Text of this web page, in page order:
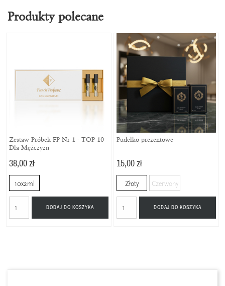
Produkty polecane
Zestaw Próbek FP Nr 1 - TOP 10
Dla Mężczyzn
38,00 zł
10x2ml
DODAJ DO KOSZYKA
Pudełko prezentowe
15,00 zł
Złoty Czerwony
DODAJ DO KOSZYKA